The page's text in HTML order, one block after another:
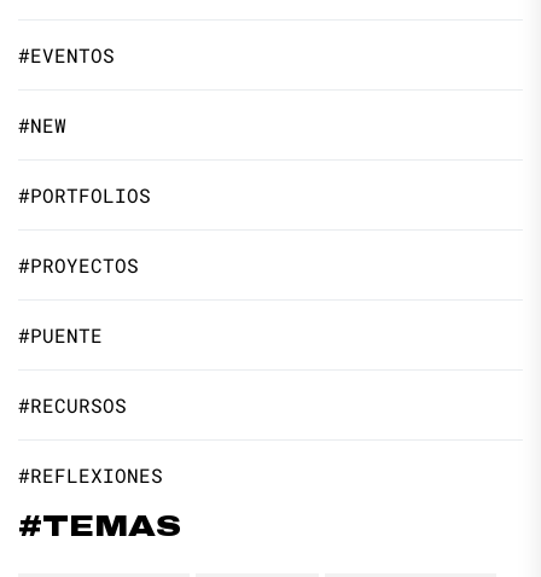
#EVENTOS
#NEW
#PORTFOLIOS
#PROYECTOS
#PUENTE
#RECURSOS
#REFLEXIONES
#TEMAS